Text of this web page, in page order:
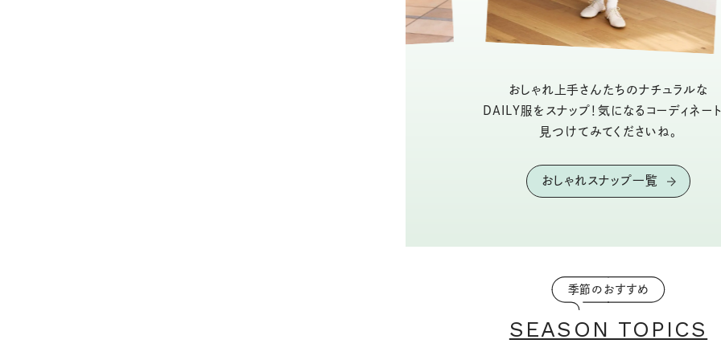
おしゃれ上手さんたちのナチュラルな
DAILY服をスナップ！気になるコーディネー
見つけてみてくださいね。
おしゃれスナップ一覧
季節のおすすめ
SEASON TOPICS